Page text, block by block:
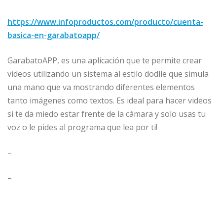
https://www.infoproductos.com/producto/cuenta-
basica-en-garabatoapp/
GarabatoAPP, es una aplicación que te permite crear
videos utilizando un sistema al estilo dodlle que simula
una mano que va mostrando diferentes elementos
tanto imágenes como textos. Es ideal para hacer videos
si te da miedo estar frente de la cámara y solo usas tu
voz o le pides al programa que lea por ti!
–
–